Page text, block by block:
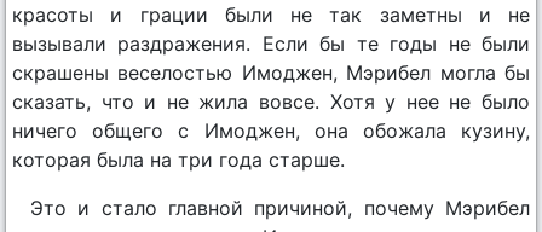
красоты и грации были не так заметны и не
вызывали раздражения. Если бы те годы не были
скрашены веселостью Имоджен, Мэрибел могла бы
сказать, что и не жила вовсе. Хотя у нее не было
ничего общего с Имоджен, она обожала кузину,
которая была на три года старше.
Это и стало главной причиной, почему Мэрибел